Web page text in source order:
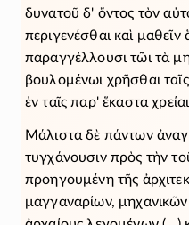
δυνατοῦ δ' ὄντος τὸν
περιγενέσθαι καὶ
παραγγέλλουσι τῶι τὰ
βουλομένωι χρῆσθαι ταῖς
ἐν ταῖς παρ' ἕκαστα
Μάλιστα δὲ πάντων
τυγχάνουσιν πρὸς τὴν
προηγουμένη τῆς
μαγγαναρίων,